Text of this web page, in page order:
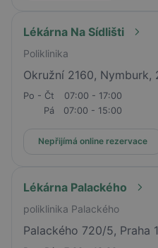
Lékárna Na Sídlišti
Poliklinika
Okružní 2160, Nymburk,
Po - Čt
07:00 - 17:00
Pá
07:00 - 15:00
Nepřijímá online rezervace
Lékárna Palackého
poliklinika Palackého
Palackého 720/5, Praha